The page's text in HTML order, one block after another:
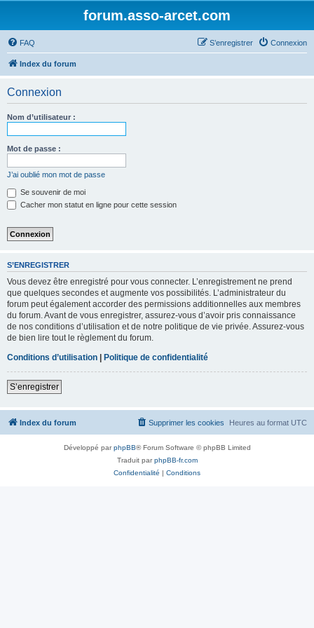
forum.asso-arcet.com
FAQ Connexion
S’enregistrer
Index du forum
Connexion
Nom d’utilisateur :
Mot de passe :
J’ai oublié mon mot de passe
Se souvenir de moi
Cacher mon statut en ligne pour cette session
S’ENREGISTRER
Vous devez être enregistré pour vous connecter. L’enregistrement ne prend
que quelques secondes et augmente vos possibilités. L’administrateur du
forum peut également accorder des permissions additionnelles aux membres
du forum. Avant de vous enregistrer, assurez-vous d’avoir pris connaissance
de nos conditions d’utilisation et de notre politique de vie privée. Assurez-vous
de bien lire tout le règlement du forum.
Conditions d’utilisation | Politique de confidentialité
S’enregistrer
Index du forum Heures au format UTC
Supprimer les cookies
Développé parphpBB® Forum Software © phpBB Limited
Traduit parphpBB-fr.com
Confidentialité | Conditions